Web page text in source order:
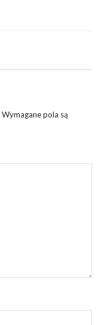
Wymagane pola są